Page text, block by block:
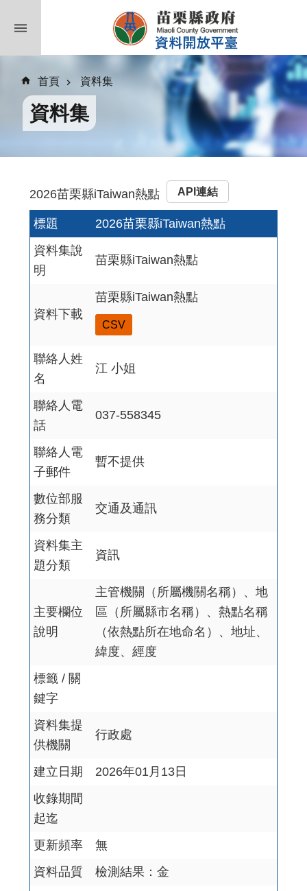
首頁 資料集
資料集
2026苗栗縣iTaiwan熱點 API連結
標題
2026苗栗縣iTaiwan熱點
資料集說
明
苗栗縣iTaiwan熱點
資料下載
苗栗縣iTaiwan熱點
CSV
聯絡人姓
名
江 小姐
聯絡人電
話
037-558345
聯絡人電
子郵件
暫不提供
數位部服
務分類
交通及通訊
資料集主
題分類
資訊
主要欄位
說明
主管機關（所屬機關名稱）、地
區（所屬縣市名稱）、熱點名稱
（依熱點所在地命名）、地址、
緯度、經度
標籤 / 關
鍵字
資料集提
供機關
行政處
建立日期
2026年01月13日
收錄期間
起迄
更新頻率
無
資料品質
檢測結果：金